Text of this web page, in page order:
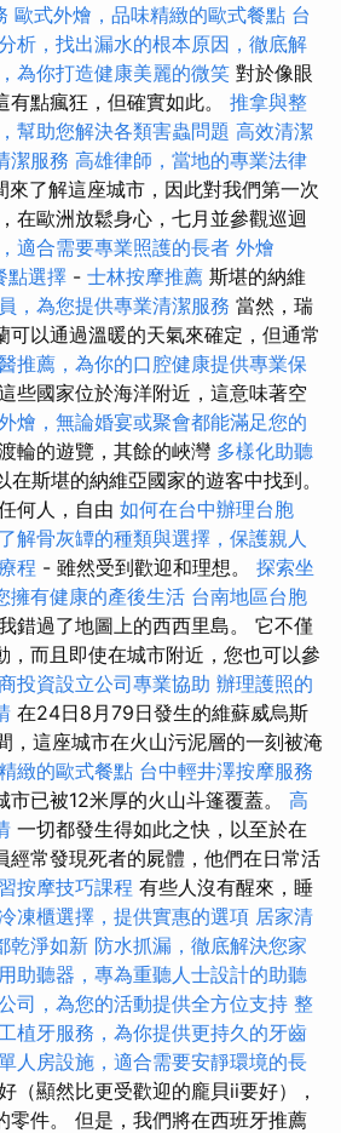
歐式外燴，品味精緻的歐式餐點 台
析，找出漏水的根本原因，徹底解
為你打造健康美麗的微笑 對於像眼
點瘋狂，但確實如此。 推拿與整
幫助您解決各類害蟲問題 高效清潔
潔服務 高雄律師，當地的專業法律
來了解這座城市，因此對我們第一次
在歐洲放鬆身心，七月並參觀巡迴
適合需要專業照護的長者 外燴
點選擇 - 士林按摩推薦 斯堪的納維
，為您提供專業清潔服務 當然，瑞
可以通過溫暖的天氣來確定，但通常
推薦，為你的口腔健康提供專業保
些國家位於海洋附近，這意味著空
燴，無論婚宴或聚會都能滿足您的
輪的遊覽，其餘的峽灣 多樣化助聽
在斯堪的納維亞國家的遊客中找到。
何人，自由 如何在台中辦理台胞
了解骨灰罈的種類與選擇，保護親人
程 - 雖然受到歡迎和理想。 探索坐
擁有健康的產後生活 台南地區台胞
錯過了地圖上的西西里島。 它不僅
，而且即使在城市附近，您也可以參
投資設立公司專業協助 辦理護照的
在24日8月79日發生的維蘇威烏斯
，這座城市在火山污泥層的一刻被淹
緻的歐式餐點 台中輕井澤按摩服務
已被12米厚的火山斗篷覆蓋。 高
一切都發生得如此之快，以至於在
經常發現死者的屍體，他們在日常活
按摩技巧課程 有些人沒有醒來，睡
凍櫃選擇，提供實惠的選項 居家清
乾淨如新 防水抓漏，徹底解決您家
助聽器，專為重聽人士設計的助聽
司，為您的活動提供全方位支持 整
植牙服務，為你提供更持久的牙齒
人房設施，適合需要安靜環境的長
（顯然比更受歡迎的龐貝ii要好），
零件。 但是，我們將在西班牙推薦